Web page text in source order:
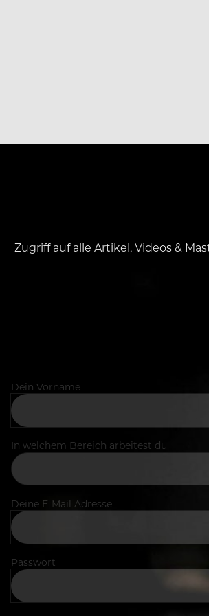
Zugriff auf alle Artikel, Videos &
Dein Vorname
In welchem Bereich arbeitest du
Deine E-Mail Adresse
Passwort